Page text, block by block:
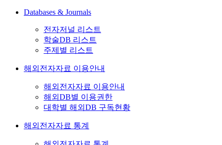
Databases & Journals
전자저널 리스트
학술DB 리스트
주제별 리스트
해외전자자료 이용안내
해외전자자료 이용안내
해외DB별 이용권한
대학별 해외DB 구독현황
해외전자자료 통계